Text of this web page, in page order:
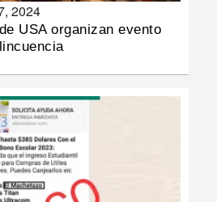
2024
USA organizan evento